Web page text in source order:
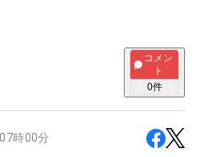
コメン
ト
0件
時00分